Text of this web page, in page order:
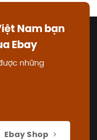
Nam bạn
Ebay
những
Ebay Shop